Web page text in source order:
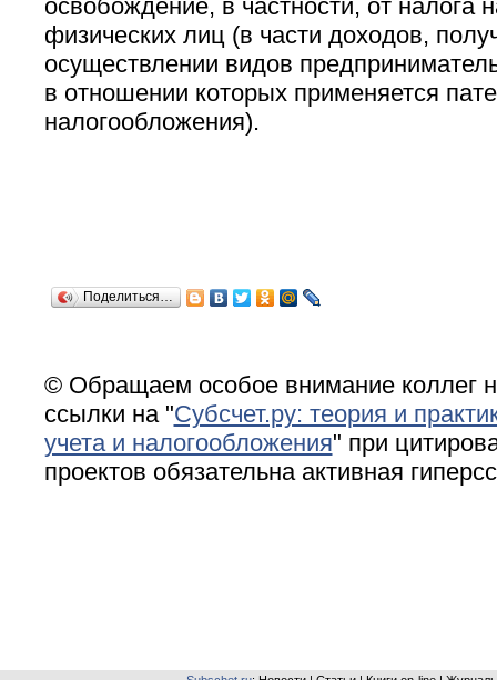
освобождение, в частности, от налога
физических лиц (в части доходов,
осуществлении видов
в отношении которых применяется
налогообложения).
Поделиться…
© Обращаем особое внимание коллег
ссылки на "Субсчет.ру: теория и
учета и налогообложения" при
проектов обязательна активная